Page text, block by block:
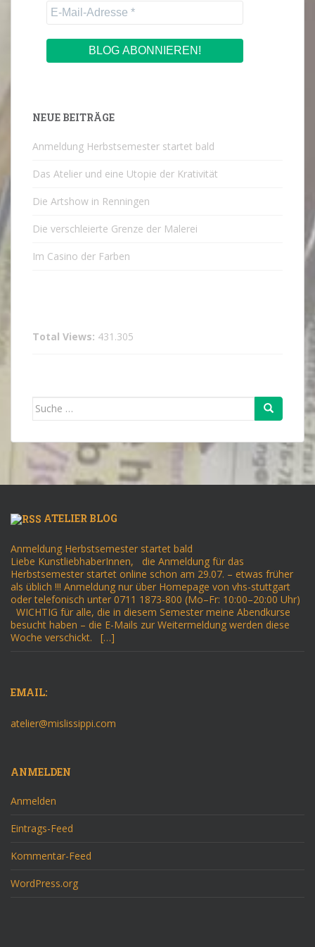
NEUE BEITRÄGE
Anmeldung Herbstsemester startet bald
Das Atelier und eine Utopie der Krativität
Die Artshow in Renningen
Die verschleierte Grenze der Malerei
Im Casino der Farben
Total Views: 431.305
Suche
ATELIER BLOG
Anmeldung Herbstsemester startet bald
Liebe KunstliebhaberInnen, die Anmeldung für das
Herbstsemester startet online schon am 29.07. – etwas früher
als üblich !!! Anmeldung nur über Homepage von vhs-stuttgart
oder telefonisch unter 0711 1873-800 (Mo–Fr: 10:00–20:00 Uhr)
WICHTIG für alle, die in diesem Semester meine Abendkurse
besucht haben – die E-Mails zur Weitermeldung werden diese
Woche verschickt. […]
EMAIL:
atelier@mislissippi.com
ANMELDEN
Anmelden
Eintrags-Feed
Kommentar-Feed
WordPress.org